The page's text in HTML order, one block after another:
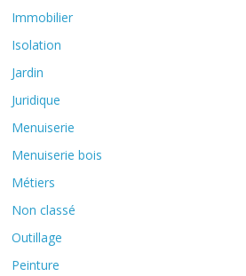
Immobilier
Isolation
Jardin
Juridique
Menuiserie
Menuiserie bois
Métiers
Non classé
Outillage
Peinture